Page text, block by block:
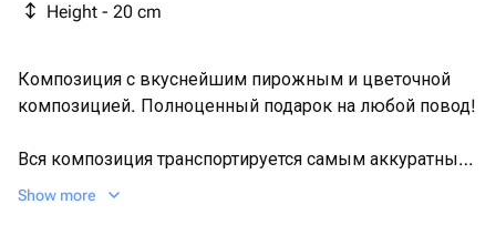
Height - 20 cm
Композиция с вкуснейшим пирожным и цветочной
композицией. Полноценный подарок на любой повод!
Вся композиция транспортируется самым аккуратным
способом в крафтовом пакете.
Show more